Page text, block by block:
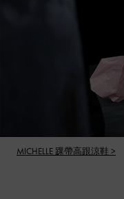
MICHELLE 踝帶高跟涼鞋 >